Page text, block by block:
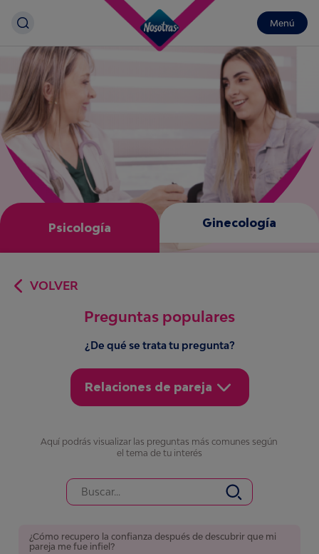
Menú
Psicología Ginecología
VOLVER
Preguntas populares
¿De qué se trata tu pregunta?
Relaciones de pareja
Aquí podrásvisualizar las preguntas más comunes según
el tema de tu interés
¿Cómo recupero la confianza después de descubrir que mi
pareja me fue infiel?